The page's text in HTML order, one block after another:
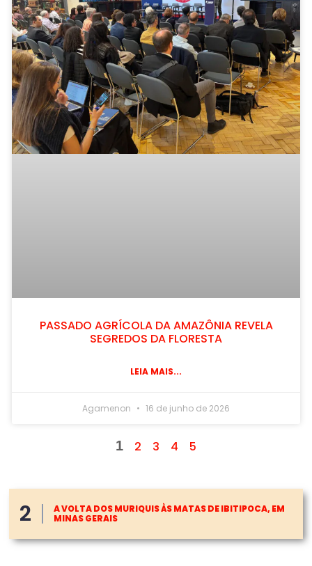
PASSADO AGRÍCOLA DA AMAZÔNIA REVELA
SEGREDOS DA FLORESTA
LEIA MAIS...
Agamenon 16 de junho de 2026
1 2 3 4 5
2
A VOLTA DOS MURIQUIS ÀS MATAS DE IBITIPOCA, EM
MINAS GERAIS